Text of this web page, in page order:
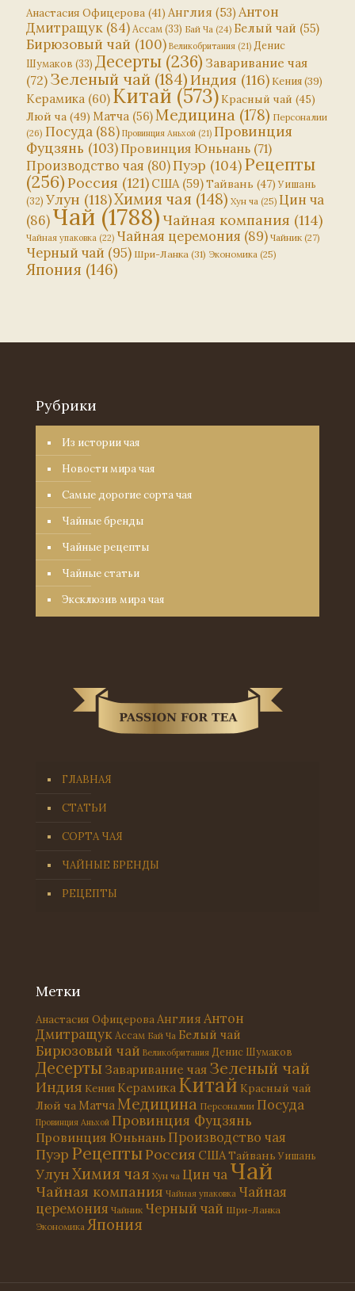
Анастасия Офицерова (41) Англия (53) Антон
Дмитращук (84) Ассам (33) Бай Ча (24) Белый чай (55)
Бирюзовый чай (100) Великобритания (21) Денис
Шумаков (33) Десерты (236) Заваривание чая
(72) Зеленый чай (184)Индия (116) Кения(39)
Керамика (60) Китай (573)Красный чай (45)
Люй ча (49) Матча (56) Медицина (178) Персоналии
(26) Посуда (88) Провинция Аньхой (21) Провинция
Фуцзянь (103) Провинция Юньнань (71)
Производство чая (80)Пуэр (104)Рецепты
(256)Россия (121) США (59)Тайвань (47) Уишань
(32) Улун (118)Химия чая (148) Хун ча (25) Цин ча
(86)Чай (1788)Чайная компания (114)
Чайная упаковка (22) Чайная церемония (89) Чайник (27)
Черный чай (95) Шри-Ланка (31) Экономика (25)
Япония (146)
Рубрики
Из истории чая
Новости мира чая
Самые дорогие сорта чая
Чайные бренды
Чайные рецепты
Чайные статьи
Эксклюзив мира чая
ГЛАВНАЯ
СТАТЬИ
СОРТА ЧАЯ
ЧАЙНЫЕ БРЕНДЫ
РЕЦЕПТЫ
Метки
Анастасия Офицерова Англия Антон
Дмитращук Ассам Бай Ча Белый чай
Бирюзовый чай Великобритания Денис Шумаков
Десерты Заваривание чая Зеленый чай
Индия Кения Керамика Китай Красный чай
Люй ча Матча Медицина Персоналии Посуда
Провинция Аньхой Провинция Фуцзянь
Провинция Юньнань Производство чая
Пуэр РецептыРоссия СШАТайвань Уишань
УлунХимия чая Хун ча Цин чаЧай
Чайная компания Чайная упаковка Чайная
церемония Чайник Черный чай Шри-Ланка
Экономика Япония